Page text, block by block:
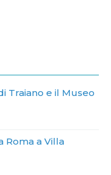
Traiano e il Museo
Roma a Villa